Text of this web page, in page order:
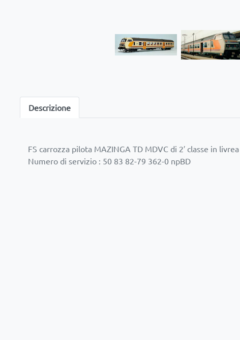
Descrizione
FS carrozza pilota MAZINGA TD MDVC di 2′ classe in
Numero di servizio : 50 83 82-79 362-0 npBD